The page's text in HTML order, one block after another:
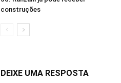
construções
DEIXE UMA RESPOSTA